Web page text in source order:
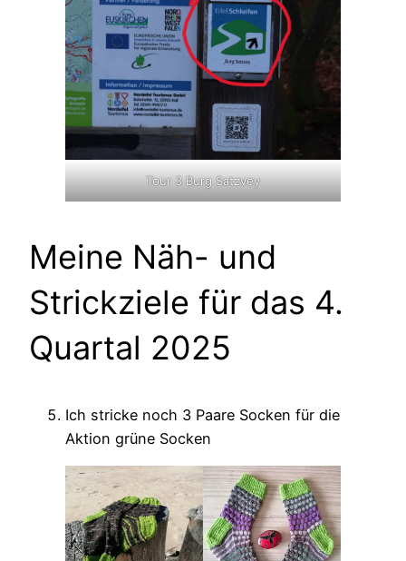
Tour 3 Burg Satzvey
Meine Näh- und
Strickziele für das 4.
Quartal 2025
Ich stricke noch 3 Paare Socken für die
Aktion grüne Socken